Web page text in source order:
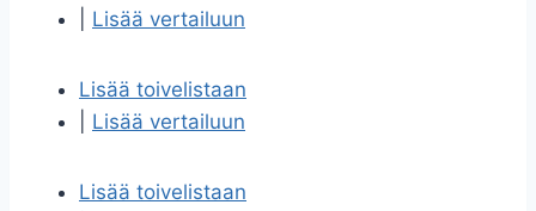
Lisää vertailuun
Lisää toivelistaan
Lisää vertailuun
Lisää toivelistaan